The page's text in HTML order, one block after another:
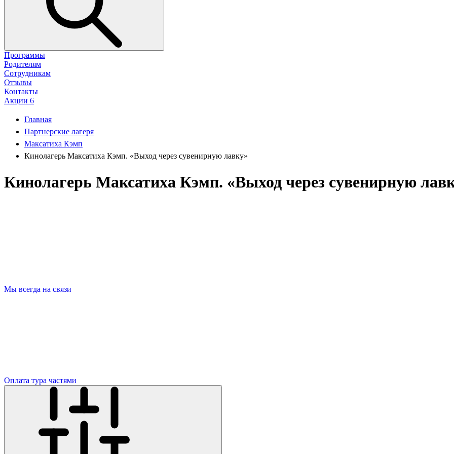
Программы
Родителям
Сотрудникам
Отзывы
Контакты
Акции 6
Главная
Партнерские лагеря
Максатиха Кэмп
Кинолагерь Максатиха Кэмп. «Выход через сувенирную лавку»
Кинолагерь Максатиха Кэмп. «Выход через сувенирную
Мы всегда на связи
Оплата тура частями